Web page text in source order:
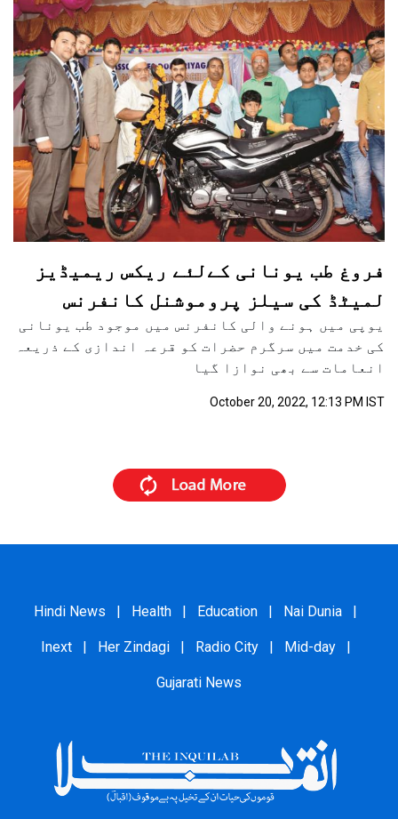
فروغ طب یونانی کےلئے ریکس ریمیڈیز
لمیٹڈ کی سیلز پروموشنل کانفرنس
یوپی میں ہونے والی کانفرنس میں موجود طب یونانی
کی خدمت میں سرگرم حضرات کو قرعہ اندازی کے ذریعہ
انعامات سے بھی نوازا گیا
October 20, 2022, 12:13 PM IST
Hindi News Health Education Nai Dunia
Inext Her Zindagi Radio City Mid-day
Gujarati News